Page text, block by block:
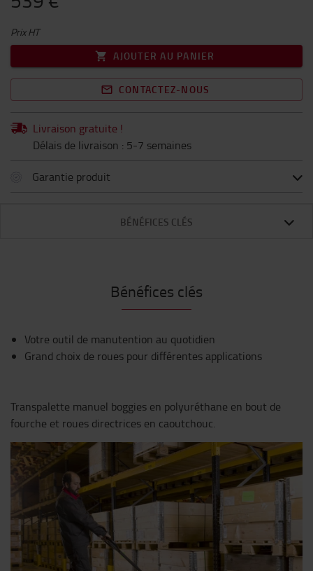
Prix HT
AJOUTER AU PANIER
CONTACTEZ-NOUS
Livraison gratuite !
Délais de livraison : 5-7 semaines
Garantie produit
BÉNÉFICES CLÉS
Bénéfices clés
Votre outil de manutention au quotidien
Grand choix de roues pour différentes applications
Transpalette manuel boggies en polyuréthane en bout de
fourche et roues directrices en caoutchouc.